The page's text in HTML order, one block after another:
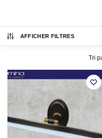
AFFICHER FILTRES